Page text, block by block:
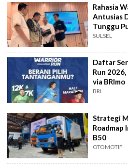
Rahasia
Antusias
Tunggu
SULSEL
Daftar
Run
via BRImo
BRI
Strategi
Roadmap
B50
OTOMOTIF